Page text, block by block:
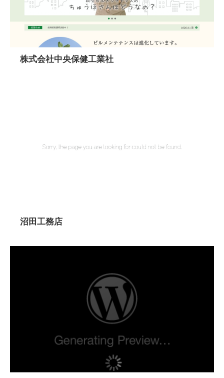
株式会社中央保健工業社
沼田工務店